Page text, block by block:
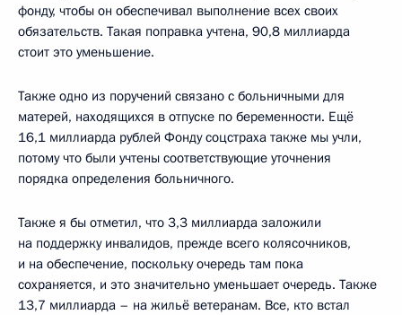
фонду, чтобы он обеспечивал выполнение всех своих
обязательств. Такая поправка учтена, 90,8 миллиарда
стоит это уменьшение.
Также одно из поручений связано с больничными для
матерей, находящихся в отпуске по беременности. Ещё
16,1 миллиарда рублей Фонду соцстраха также мы учли,
потому что были учтены соответствующие уточнения
порядка определения больничного.
Также я бы отметил, что 3,3 миллиарда заложили
на поддержку инвалидов, прежде всего колясочников,
и на обеспечение, поскольку очередь там пока
сохраняется, и это значительно уменьшает очередь. Также
13,7 миллиарда – на жильё ветеранам. Все, кто встал